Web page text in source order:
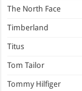
The North Face
Timberland
Titus
Tom Tailor
Tommy Hilfiger